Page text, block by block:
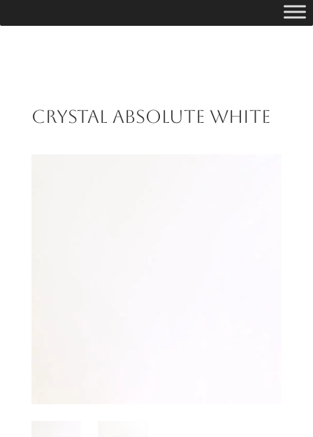
Crystal Absolute White